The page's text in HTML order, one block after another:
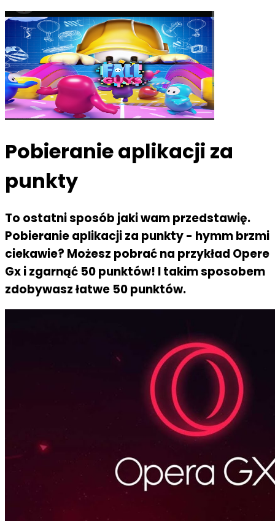
Pobieranie aplikacji za
punkty
To ostatni sposób jaki wam przedstawię.
Pobieranie aplikacji za punkty - hymm brzmi
ciekawie? Możesz pobrać na przykład Opere
Gx i zgarnąć 50 punktów! I takim sposobem
zdobywasz łatwe 50 punktów.